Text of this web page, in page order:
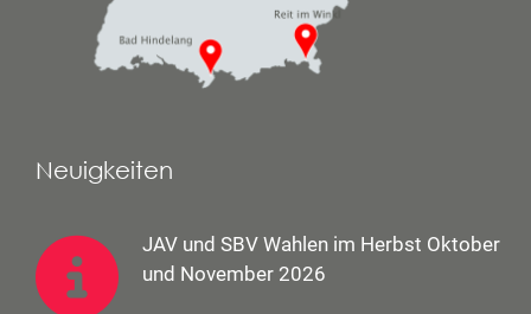
Neuigkeiten
JAV und SBV Wahlen im Herbst Oktober
und November 2026